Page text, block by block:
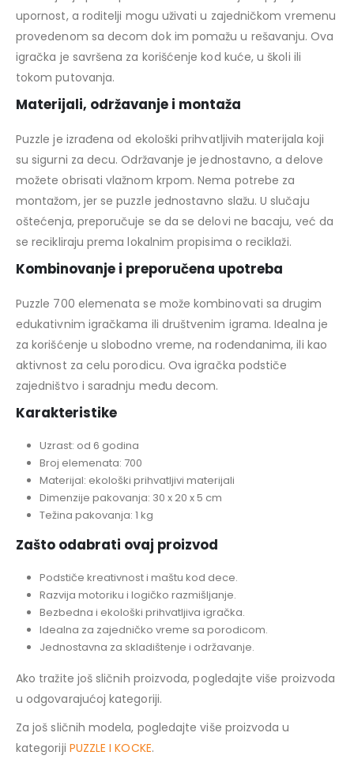
upornost, a roditelji mogu uživati u zajedničkom vremenu
provedenom sa decom dok im pomažu u rešavanju. Ova
igračka je savršena za korišćenje kod kuće, u školi ili
tokom putovanja.
Materijali, održavanje i montaža
Puzzle je izrađena od ekološki prihvatljivih materijala koji
su sigurni za decu. Održavanje je jednostavno, a delove
možete obrisati vlažnom krpom. Nema potrebe za
montažom, jer se puzzle jednostavno slažu. U slučaju
oštećenja, preporučuje se da se delovi ne bacaju, već da
se recikliraju prema lokalnim propisima o reciklaži.
Kombinovanje i preporučena upotreba
Puzzle 700 elemenata se može kombinovati sa drugim
edukativnim igračkama ili društvenim igrama. Idealna je
za korišćenje u slobodno vreme, na rođendanima, ili kao
aktivnost za celu porodicu. Ova igračka podstiče
zajedništvo i saradnju među decom.
Karakteristike
Uzrast: od 6 godina
Broj elemenata: 700
Materijal: ekološki prihvatljivi materijali
Dimenzije pakovanja: 30 x 20 x 5 cm
Težina pakovanja: 1 kg
Zašto odabrati ovaj proizvod
Podstiče kreativnost i maštu kod dece.
Razvija motoriku i logičko razmišljanje.
Bezbedna i ekološki prihvatljiva igračka.
Idealna za zajedničko vreme sa porodicom.
Jednostavna za skladištenje i održavanje.
Ako tražite još sličnih proizvoda, pogledajte više proizvoda
u odgovarajućoj kategoriji.
Za još sličnih modela, pogledajte više proizvoda u
kategoriji PUZZLE I KOCKE.